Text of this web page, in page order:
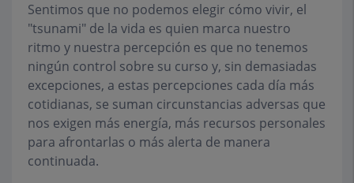
Sentimos que no podemos elegir cómo vivir, el
"tsunami" de la vida es quien marca nuestro
ritmo y nuestra percepción es que no tenemos
ningún control sobre su curso y, sin demasiadas
excepciones, a estas percepciones cada día más
cotidianas, se suman circunstancias adversas que
nos exigen más energía, más recursos personales
para afrontarlas o más alerta de manera
continuada.